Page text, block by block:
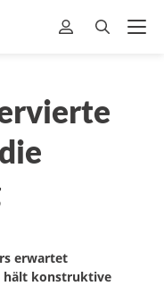
erwartet
hält konstruktive